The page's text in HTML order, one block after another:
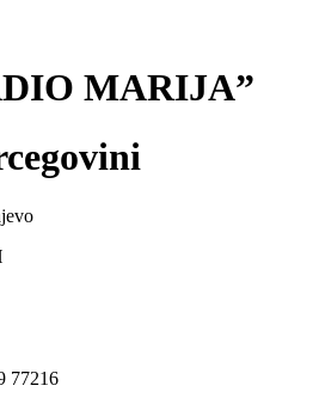
MARIJA”
77216